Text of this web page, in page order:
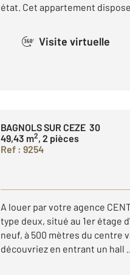
état. Cet appartement
360° Visite virtuelle
BAGNOLS SUR CEZE 30
49,43 m2, 2 pièces
Ref : 9254
A louer par votre agence
type deux, situé au 1er étage
neuf, à 500 mètres du centre
découvriez en entrant un hall ...